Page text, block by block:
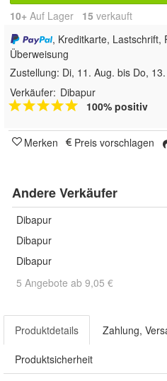
10+ Auf Lager 15 verkauft
, Kreditkarte, Lastschrift,
Überweisung
Zustellung: Di, 11. Aug. bis Do,
Verkäufer: Dibapur
100% positiv
Merken Preis vorschlagen
Andere Verkäufer
Dibapur
Dibapur
Dibapur
5 Angebote ab 9,05 €
Produktdetails Zahlung,
Produktsicherheit